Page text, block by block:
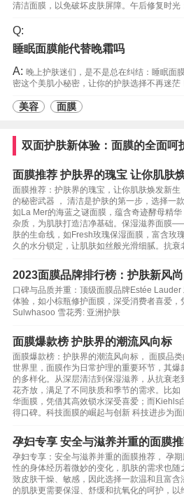
清洁面膜，以免破坏皮肤屏障。午后修复时光
Q:
睡眠面膜能代替晚霜吗
A: 晚上护肤迷们，是不是总在纠结：睡眠面
密这个美肌小秘密，让你的护肤选择不再迷茫
美容 面膜
双面护肤新体验：面膜的全面呵
面膜推荐 护肤界的瑰宝 让你肌肤
面膜推荐：护肤界的瑰宝，让你肌肤焕发新
的秘密武器 ， 清洁是护肤的第一步，选择一
如La Mer的海蓝之谜面膜，蕴含奇迹酵母精
杂质，为肌肤打造洁净基础。保湿滋养面膜
肤的生命线，如Fresh玫瑰保湿面膜，富含玫
久的水分锁定，让肌肤如丝般光滑细腻。抗衰
2023面膜品牌排行榜：护肤新风
口碑与品质并重：顶级面膜品牌Estée
体验，如小棕瓶修护面膜，深受消费者喜爱，
Sulwhasoo 雪花秀: 亚洲护肤
面膜爆款榜 护肤界的潮流风向标
面膜爆款榜：护肤界的潮流风向标， 面膜品
世界里，面膜作为日常护理的重要环节，其
的多样化。从深层清洁到保湿滋养，从抗衰
花齐放，满足了不同肤质和季节的需求。比
华面膜，凭借其高效锁水深受喜爱；而Kiehls
得口碑。科技面膜的崛起与创新 科技进步为
孕妇专享 安全与滋养并重的面膜
孕妇专享：安全与滋养并重的面膜推荐， 孕
性的身体经历着微妙的变化，肌肤的需求也
致皮肤干燥、敏感，因此选择一款温和且富
的肌肤更需要保湿、舒缓和抗氧化的呵护，